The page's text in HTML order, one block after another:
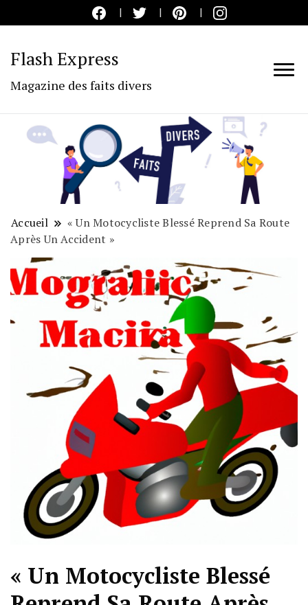
Flash Express
Magazine des faits divers
Accueil
« Un Motocycliste Blessé Reprend Sa Route
Après Un Accident »
« Un Motocycliste Blessé